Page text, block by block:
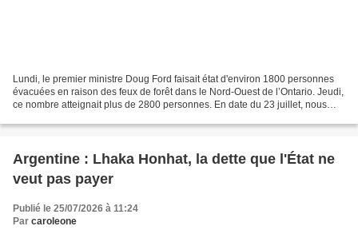
Lundi, le premier ministre Doug Ford faisait état d'environ 1800 personnes
évacuées en raison des feux de forêt dans le Nord-Ouest de l’Ontario. Jeudi,
ce nombre atteignait plus de 2800 personnes. En date du 23 juillet, nous
Argentine : Lhaka Honhat, la dette que l'État ne
veut pas payer
Publié le 25/07/2026 à 11:24
Par caroleone